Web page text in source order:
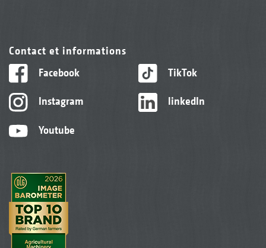
Contact et informations
Facebook
Instagram
Youtube
TikTok
linkedIn